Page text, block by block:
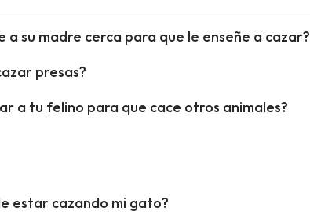
su madre cerca para que le enseñe a cazar?
presas?
a tu felino para que cace otros animales?
estar cazando mi gato?